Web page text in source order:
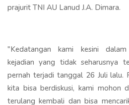
prajurit TNI AU Lanud J.A. Dimara.
"Kedatangan kami kesini dalam
kejadian yang tidak seharusnya
pernah terjadi tanggal 26 Juli lalu.
kita bisa berdiskusi, kami mohon
terulang kembali dan bisa